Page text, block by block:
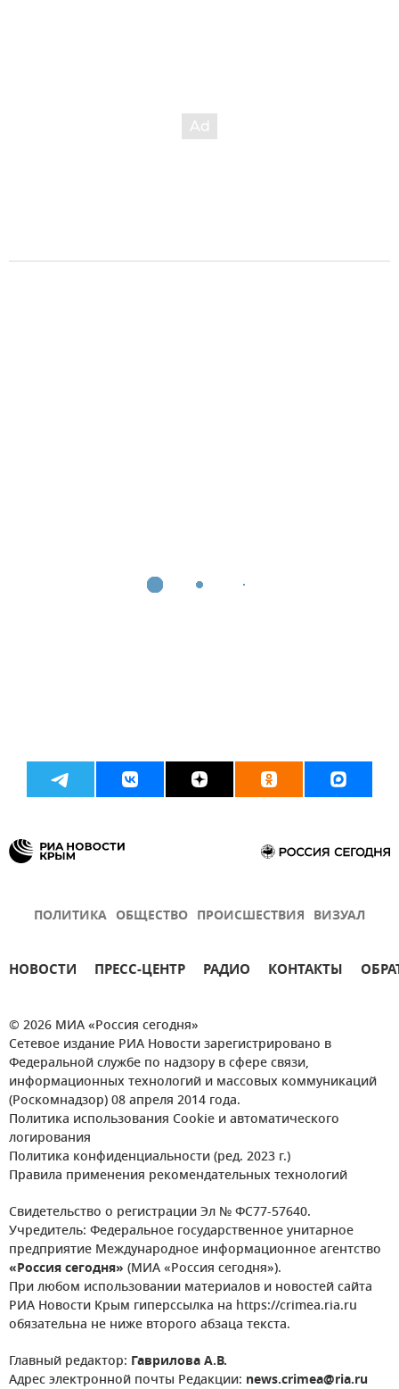
ПОЛИТИКА ОБЩЕСТВО ПРОИСШЕСТВИЯ ВИЗУАЛ
НОВОСТИ ПРЕСС-ЦЕНТР РАДИО КОНТАКТЫ
© 2026 МИА «Россия сегодня»
Сетевое издание РИА Новости зарегистрировано в
Федеральной службе по надзору в сфере связи,
информационных технологий и массовых коммуникаций
(Роскомнадзор) 08 апреля 2014 года.
Политика использования Cookie и автоматического
логирования
Политика конфиденциальности (ред. 2023 г.)
Правила применения рекомендательных технологий
Свидетельство о регистрации Эл № ФС77-57640.
Учредитель: Федеральное государственное унитарное
предприятие Международное информационное агентство
«Россия сегодня» (МИА «Россия сегодня»).
При любом использовании материалов и новостей сайта
РИА Новости Крым гиперссылка на https://crimea.ria.ru
обязательна не ниже второго абзаца текста.
Главный редактор: Гаврилова А.В.
Адрес электронной почты Редакции: news.crimea@ria.ru